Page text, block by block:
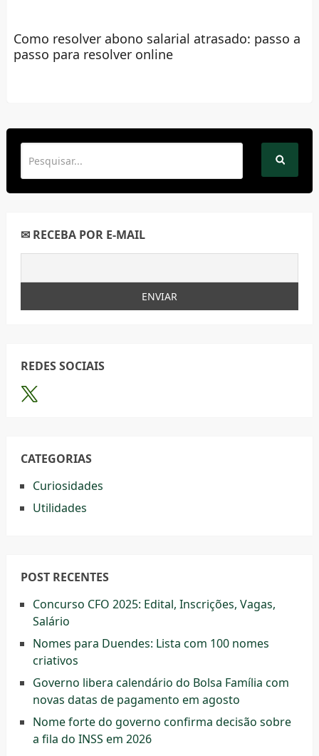
Utilidades
Concurso CFO 2025: Edital, Inscrições, Vagas,
Salário
Nomes para Duendes: Lista com 100 nomes
Nome forte do governo confirma decisão sobre
a fila do INSS em 2026
Cadastro no Gshow para Votar no BBB 2025
Online